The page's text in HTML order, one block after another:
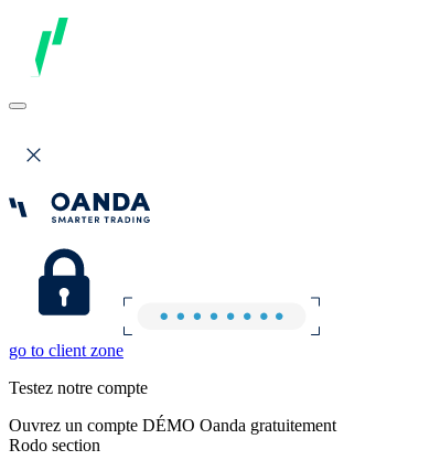
go to client zone
Testez notre compte
Ouvrez un compte DÉMO Oanda gratuitement
Rodo section